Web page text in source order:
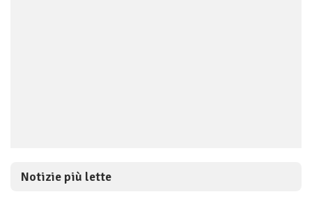
Notizie più lette